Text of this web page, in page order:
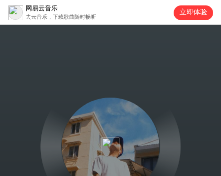
网易云音乐
去云音乐，下载歌曲随时畅听
立即体验